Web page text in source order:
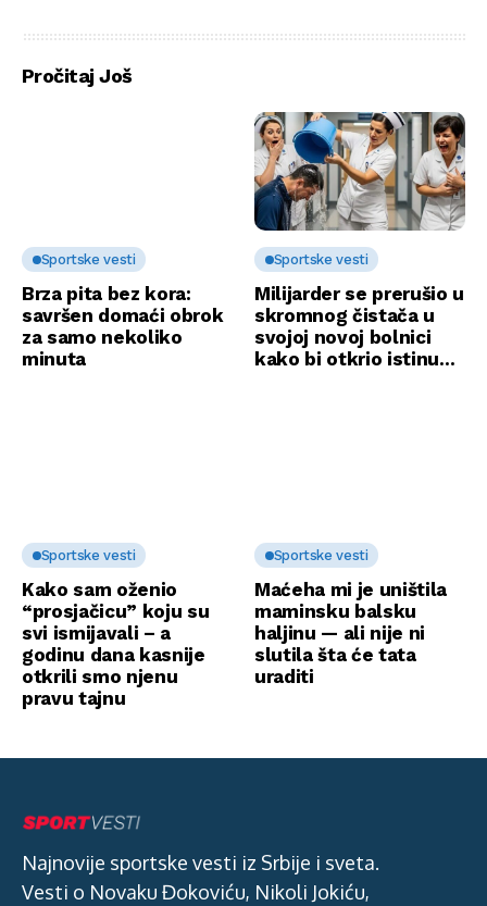
promenilo život
Pročitaj Još
Sportske vesti
Brza pita bez kora:
savršen domaći obrok
za samo nekoliko
minuta
Sportske vesti
Milijarder se prerušio u
skromnog čistača u
svojoj novoj bolnici
kako bi otkrio istinu…
Sportske vesti
Kako sam oženio
“prosjačicu” koju su
svi ismijavali – a
godinu dana kasnije
otkrili smo njenu
pravu tajnu
Sportske vesti
Maćeha mi je uništila
maminsku balsku
haljinu — ali nije ni
slutila šta će tata
uraditi
Najnovije sportske vesti iz Srbije i sveta.
Vesti o Novaku Đokoviću, Nikoli Jokiću,